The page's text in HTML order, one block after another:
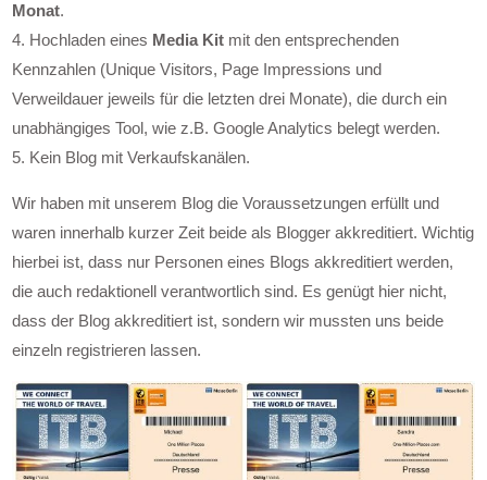
Monat.
4. Hochladen eines Media Kit mit den entsprechenden
Kennzahlen (Unique Visitors, Page Impressions und
Verweildauer jeweils für die letzten drei Monate), die durch ein
unabhängiges Tool, wie z.B. Google Analytics belegt werden.
5. Kein Blog mit Verkaufskanälen.
Wir haben mit unserem Blog die Voraussetzungen erfüllt und
waren innerhalb kurzer Zeit beide als Blogger akkreditiert. Wichtig
hierbei ist, dass nur Personen eines Blogs akkreditiert werden,
die auch redaktionell verantwortlich sind. Es genügt hier nicht,
dass der Blog akkreditiert ist, sondern wir mussten uns beide
einzeln registrieren lassen.